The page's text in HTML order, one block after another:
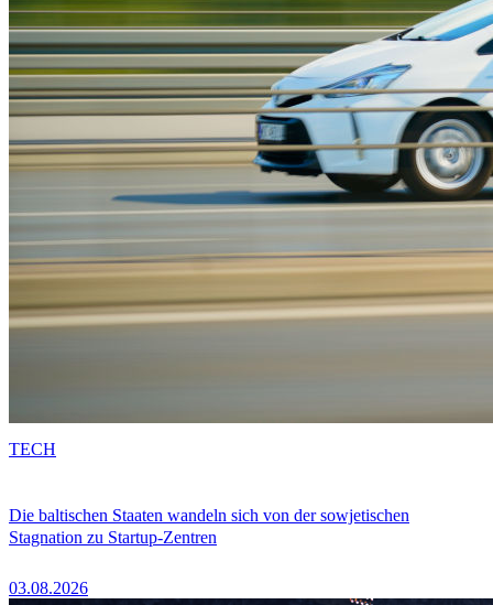
Die baltischen Staaten wandeln sich von der sowjetischen
Stagnation zu Startup-Zentren
03.08.2026
TECH